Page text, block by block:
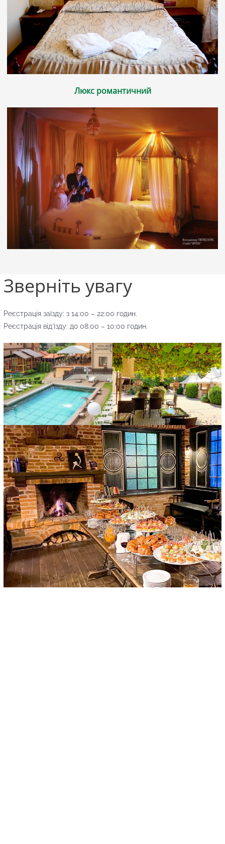
Люкс романтичний
Зверніть увагу
Реєстрація заїзду: з 14:00 – 22:00 годин.
Реєстрація від’їзду: до 08:00 – 10:00 годин.